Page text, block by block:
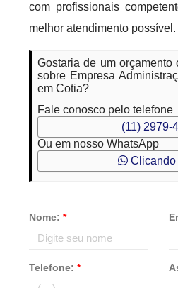
com profissionais
melhor atendimento possível.
Gostaria de um orçamento
sobre Empresa
em Cotia?
Fale conosco pelo telefone
(11) 2979-
Ou em nosso WhatsApp
Clicando
Nome:*
Telefone:*